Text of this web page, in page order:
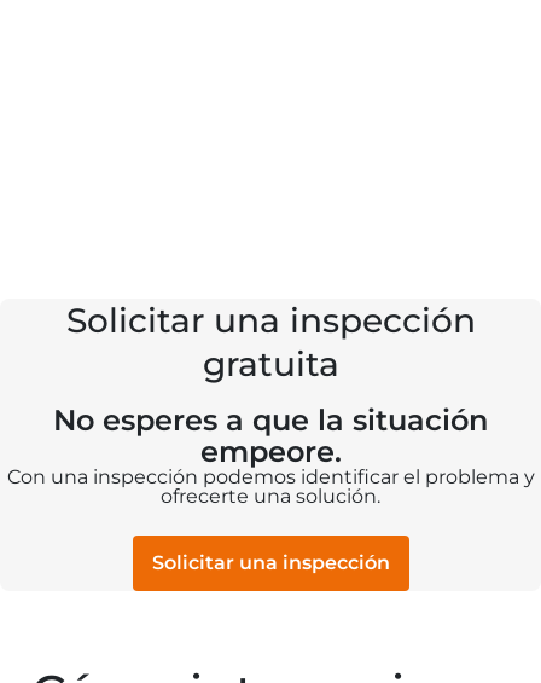
Solicitar una inspección
gratuita
No esperes a que la situación
empeore.
Con una inspección podemos identificar el problema y
ofrecerte una solución.
Solicitar una inspección